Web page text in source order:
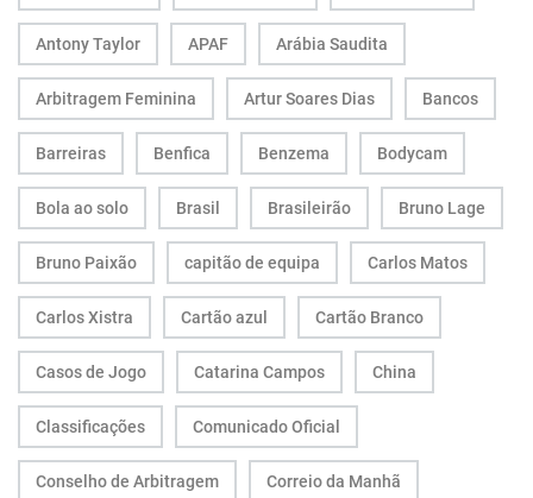
Antony Taylor APAF Arábia Saudita
Arbitragem Feminina Artur Soares Dias Bancos
Barreiras Benfica Benzema Bodycam
Bola ao solo Brasil Brasileirão Bruno Lage
Bruno Paixão capitão de equipa Carlos Matos
Carlos Xistra Cartão azul Cartão Branco
Casos de Jogo Catarina Campos China
Classificações Comunicado Oficial
Conselho de Arbitragem Correio da Manhã